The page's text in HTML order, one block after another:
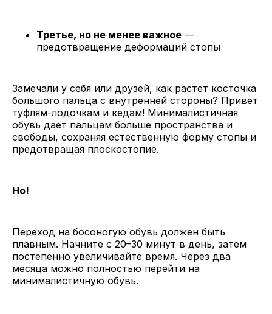
Третье, но не менее важное —
предотвращение деформаций стопы
Замечали у себя или друзей, как растет косточка
большого пальца с внутренней стороны? Привет
туфлям-лодочкам и кедам! Минималистичная
обувь дает пальцам больше пространства и
свободы, сохраняя естественную форму стопы и
предотвращая плоскостопие.
Но!
Переход на босоногую обувь должен быть
плавным. Начните с 20–30 минут в день, затем
постепенно увеличивайте время. Через два
месяца можно полностью перейти на
минималистичную обувь.